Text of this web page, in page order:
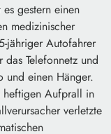
gestern einen
medizinischer
jähriger Autofahrer
Telefonnetz und
und einen Hänger.
heftigen Aufprall in
verletzte